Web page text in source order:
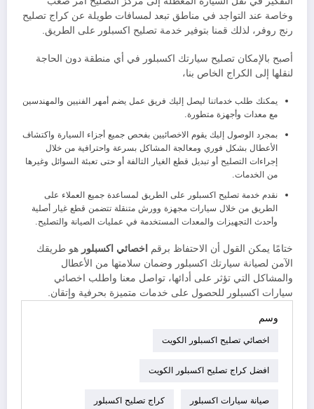
وخاصة عند التواجد في مناطق تبعد لمسافات طويلة عن كراج تصليح
رنج روفر، لذلك قمنا بتوفير خدمة تصليح اكسبلور على الطريق.
أصبح بالإمكان تصليح سيارتك اكسبلور في أي منطقة دون الحاجة
لنقلها إلى الكراج الخاص بنا،
يمكنك طلب خدماتنا ليصل إليك فريق عمل يضم أمهر الفنيين والمهندسين
مع معدات وأجهزة متطورة.
بمجرد الوصول إليك يقوم الاخصائيين بفحص جميع أجزاء السيارة واكتشاف
الأعطال بشكل فوري ومعالجة المشاكل بسرعة واحترافية من خلال
إجراءات التصليح أو تبديل قطع الغيار التالفة أو حتى تعبئة السوائل وغيرها
من الخدمات.
نقدم خدمة تصليح اكسبلور على الطريق لمساعدة جميع العملاء على
الطريق من خلال سيارات مجهزة وورش متنقلة تتضمن قطع غيار أصلية
وأحدث التجهيزات والمعدات المستخدمة في عمليات الصيانة والتصليح.
ختامًا يمكن القول أن الاحتفاظ برقم اخصائي اكسبلور هو طريقك
الآمن لصيانة سيارتك اكسبلور وضمان سلامتها من الأعطال
والمشاكل التي تؤثر على أدائها، تواصل معنا واطلب اخصائي
سيارات اكسبلور للحصول على خدمات متميزة بحرفية وإتقان.
وسم
اخصائي تصليح اكسبلور الكويت
افضل كراج تصليح اكسبلور الكويت
صيانة سيارات اكسبلور كراج تصليح اكسبلور